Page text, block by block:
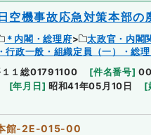
空機事故応急対策本部の
＊内閣・総理府 太政官・内閣
行政一般・組織定員（一）・総
１総01791100 [件名番号]
[年月日] 昭和41年05月10日 [
館-2E-015-00